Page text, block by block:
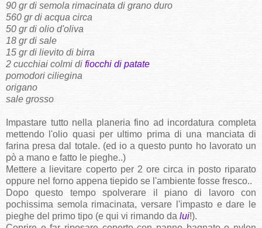
90 gr di semola rimacinata di grano duro
560 gr di acqua circa
50 gr di olio d'oliva
18 gr di sale
15 gr di lievito di birra
2 cucchiai colmi di fiocchi di patate
pomodori ciliegina
origano
sale grosso
Impastare tutto nella planeria fino ad incordatura completa
mettendo l'olio quasi per ultimo prima di una manciata di
farina presa dal totale. (ed io a questo punto ho lavorato un
pò a mano e fatto le pieghe..)
Mettere a lievitare coperto per 2 ore circa in posto riparato
oppure nel forno appena tiepido se l'ambiente fosse fresco..
Dopo questo tempo spolverare il piano di lavoro con
pochissima semola rimacinata, versare l'impasto e dare le
pieghe del primo tipo (e qui vi rimando da lui!).